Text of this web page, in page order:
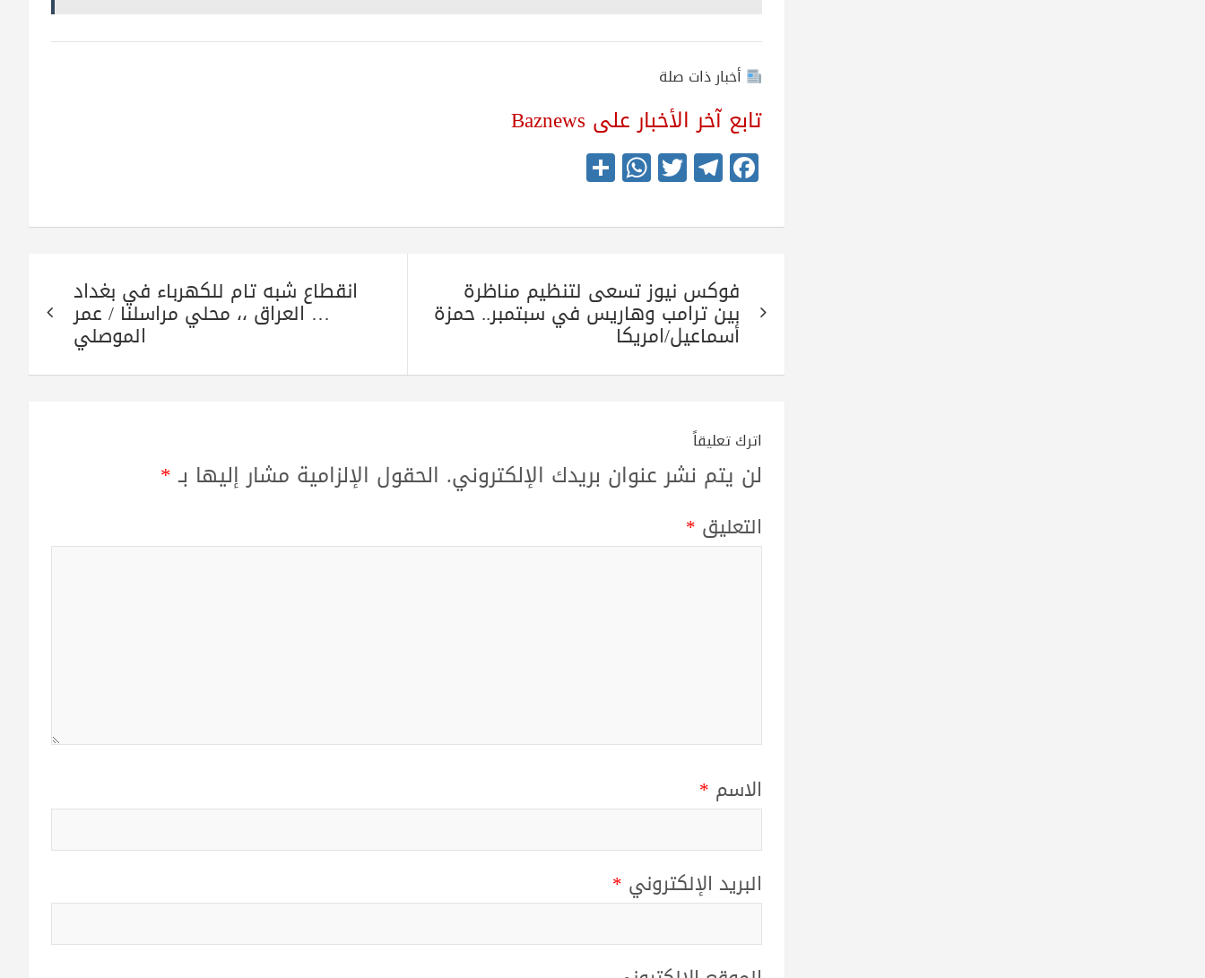
أخبار ذات صلة
تابع آخر الأخبار على Baznews
Fa
ce
bo
Te
le
gr
m
T
wi
tte
W
ha
ts
pp
S
ha
re
المقالاتفوكس نيوز تسعى لتنظيم مناظرة
بين ترامب وهاريس في سبتمبر.. حمزة
أسماعيل/امريكا
انقطاع شبه تام للكهرباء في بغداد
… العراق ،، محلي مراسلنا / عمر
الموصلي
اترك تعليقاً
لن يتم نشر عنوان بريدك الإلكتروني. الحقول الإلزامية مشار إليها بـ*
التعليق *
الاسم *
البريد الإلكتروني *